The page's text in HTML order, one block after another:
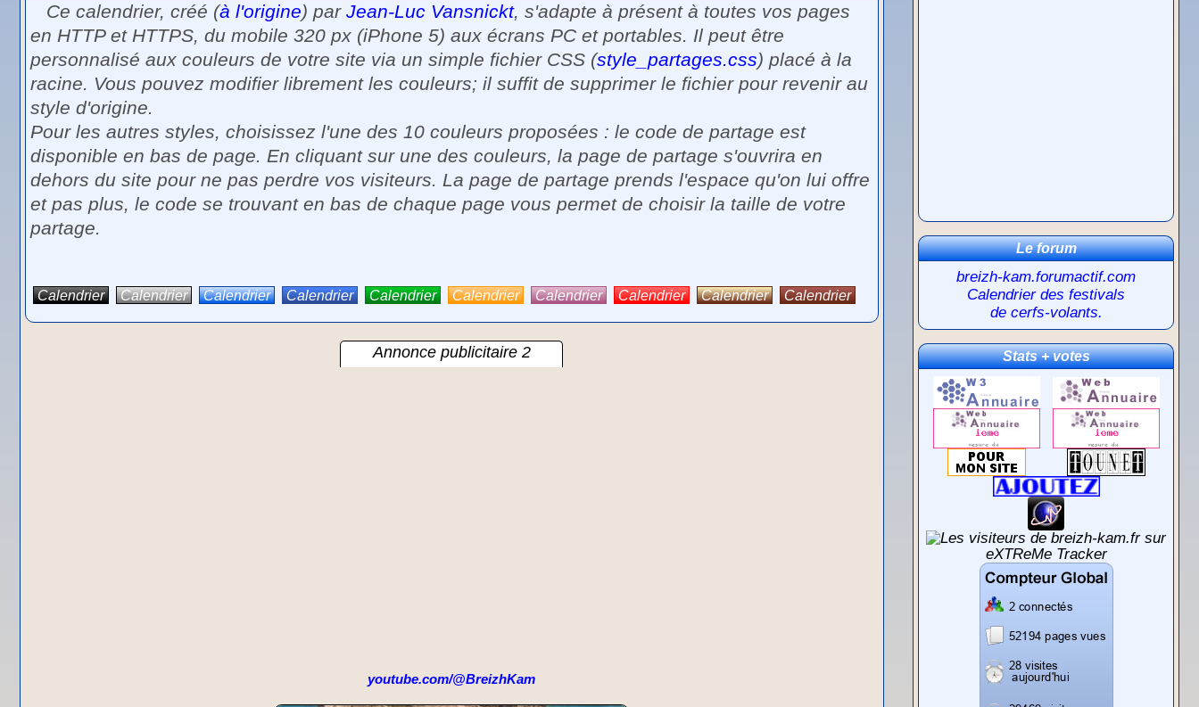
Ce calendrier, créé (à l'origine) par Jean-Luc Vansnickt, s'adapte à présent à toutes vos pages
en HTTP et HTTPS, du mobile 320 px (iPhone 5) aux écrans PC et portables. Il peut être
personnalisé aux couleurs de votre site via un simple fichier CSS (style_partages.css) placé à la
racine. Vous pouvez modifier librement les couleurs; il suffit de supprimer le fichier pour revenir au
style d'origine.
Pour les autres styles, choisissez l'une des 10 couleurs proposées : le code de partage est
disponible en bas de page. En cliquant sur une des couleurs, la page de partage s'ouvrira en
dehors du site pour ne pas perdre vos visiteurs. La page de partage prends l'espace qu'on lui offre
et pas plus, le code se trouvant en bas de chaque page vous permet de choisir la taille de votre
partage.
Calendrier Calendrier Calendrier Calendrier Calendrier Calendrier Calendrier Calendrier Calendrier Calendrier
Annonce publicitaire 2
youtube.com/@BreizhKam
Le forum
breizh-kam.forumactif.com
Calendrier des festivals
de cerfs-volants.
Stats + votes